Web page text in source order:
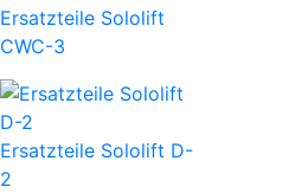
Ersatzteile Sololift
CWC-3
Ersatzteile Sololift D-
2